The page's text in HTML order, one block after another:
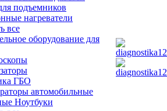
подъемников
нагреватели
все
оборудование для
ГБО
автомобильные
Ноутбуки